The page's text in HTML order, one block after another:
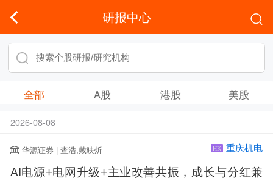
研报中心
全部 A股 港股 美股
2026-08-08
华源证券 | 查浩,戴映炘 HK 重庆机电
AI电源+电网升级+主业改善共振，成长与分红兼